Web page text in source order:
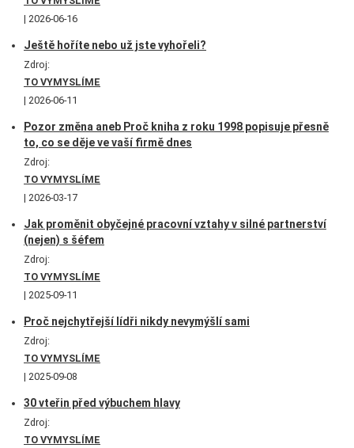
2026-06-16
Ještě hoříte nebo už jste vyhořeli?
Zdroj:
TO VYMYSLÍME
2026-06-11
Pozor změna aneb Proč kniha z roku 1998 popisuje přesně
to, co se děje ve vaší firmě dnes
Zdroj:
TO VYMYSLÍME
2026-03-17
Jak proměnit obyčejné pracovní vztahy v silné partnerství
(nejen) s šéfem
Zdroj:
TO VYMYSLÍME
2025-09-11
Proč nejchytřejší lídři nikdy nevymýšlí sami
Zdroj:
TO VYMYSLÍME
2025-09-08
30 vteřin před výbuchem hlavy
Zdroj:
TO VYMYSLÍME